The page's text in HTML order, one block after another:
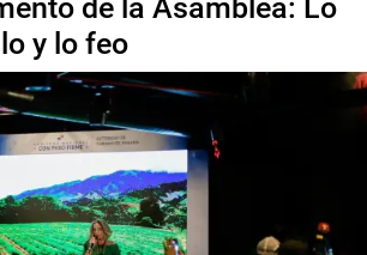
de la Asamblea: Lo
y lo feo